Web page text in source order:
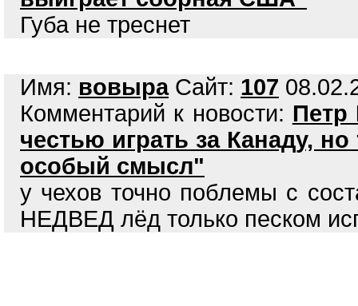
Губа не треснет
Имя: вовыраСайт: 107
Комментарий к новости:
честью играть за Канаду,
особый смысл"
у чехов точно поблемы с
НЕДВЕД лёд только песком